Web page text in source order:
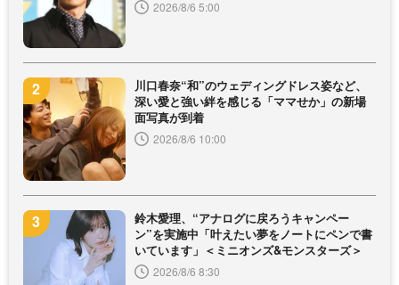
2026/8/6 5:00
川口春奈“和”のウェディングドレス姿など、
深い愛と強い絆を感じる「ママせか」の新場
面写真が到着
2026/8/6 10:00
鈴木愛理、“アナログに戻ろうキャンペー
ン”を実施中「叶えたい夢をノートにペンで書
いています」＜ミニオンズ&モンスターズ＞
2026/8/6 8:30